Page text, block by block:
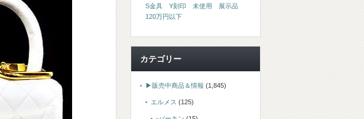
S金具 Y刻印 未使用 展示品
120万円以下
カテゴリー
▶販売中商品＆情報 (1,845)
エルメス (125)